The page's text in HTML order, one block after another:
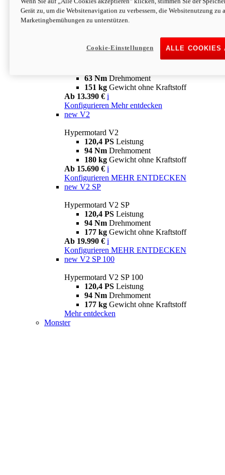
63 NmDrehmoment
151 kgGewicht ohne Kraftstoff
Ab 13.890 € i
63 Nm Drehmoment
151 kg Gewicht ohne Kraftstoff
Ab 13.390 € i
Konfigurieren Mehr entdecken
new V2
Hypermotard V2
120,4 PS Leistung
94 Nm Drehmoment
180 kg Gewicht ohne Kraftstoff
Ab 15.690 € i
Konfigurieren MEHR ENTDECKEN
new V2 SP
Hypermotard V2 SP
120,4 PS Leistung
94 Nm Drehmoment
177 kg Gewicht ohne Kraftstoff
Ab 19.990 € i
Konfigurieren MEHR ENTDECKEN
new V2 SP 100
Hypermotard V2 SP 100
120,4 PS Leistung
94 Nm Drehmoment
177 kg Gewicht ohne Kraftstoff
Mehr entdecken
Monster
Gerät zu, um die Websitenavigation zu verbessern, die Websitenutzung zu
Marketingbemühungen zu unterstützen.
ALLE COOKIES
Cookie-Einstellungen